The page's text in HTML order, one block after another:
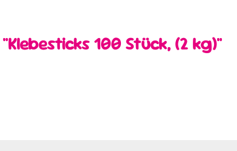
100 Stück, (2 kg)"